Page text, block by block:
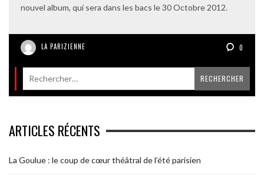
nouvel album, qui sera dans les bacs le 30 Octobre 2012.
LA PARIZIENNE 0
ARTICLES RÉCENTS
La Goulue : le coup de cœur théâtral de l’été parisien